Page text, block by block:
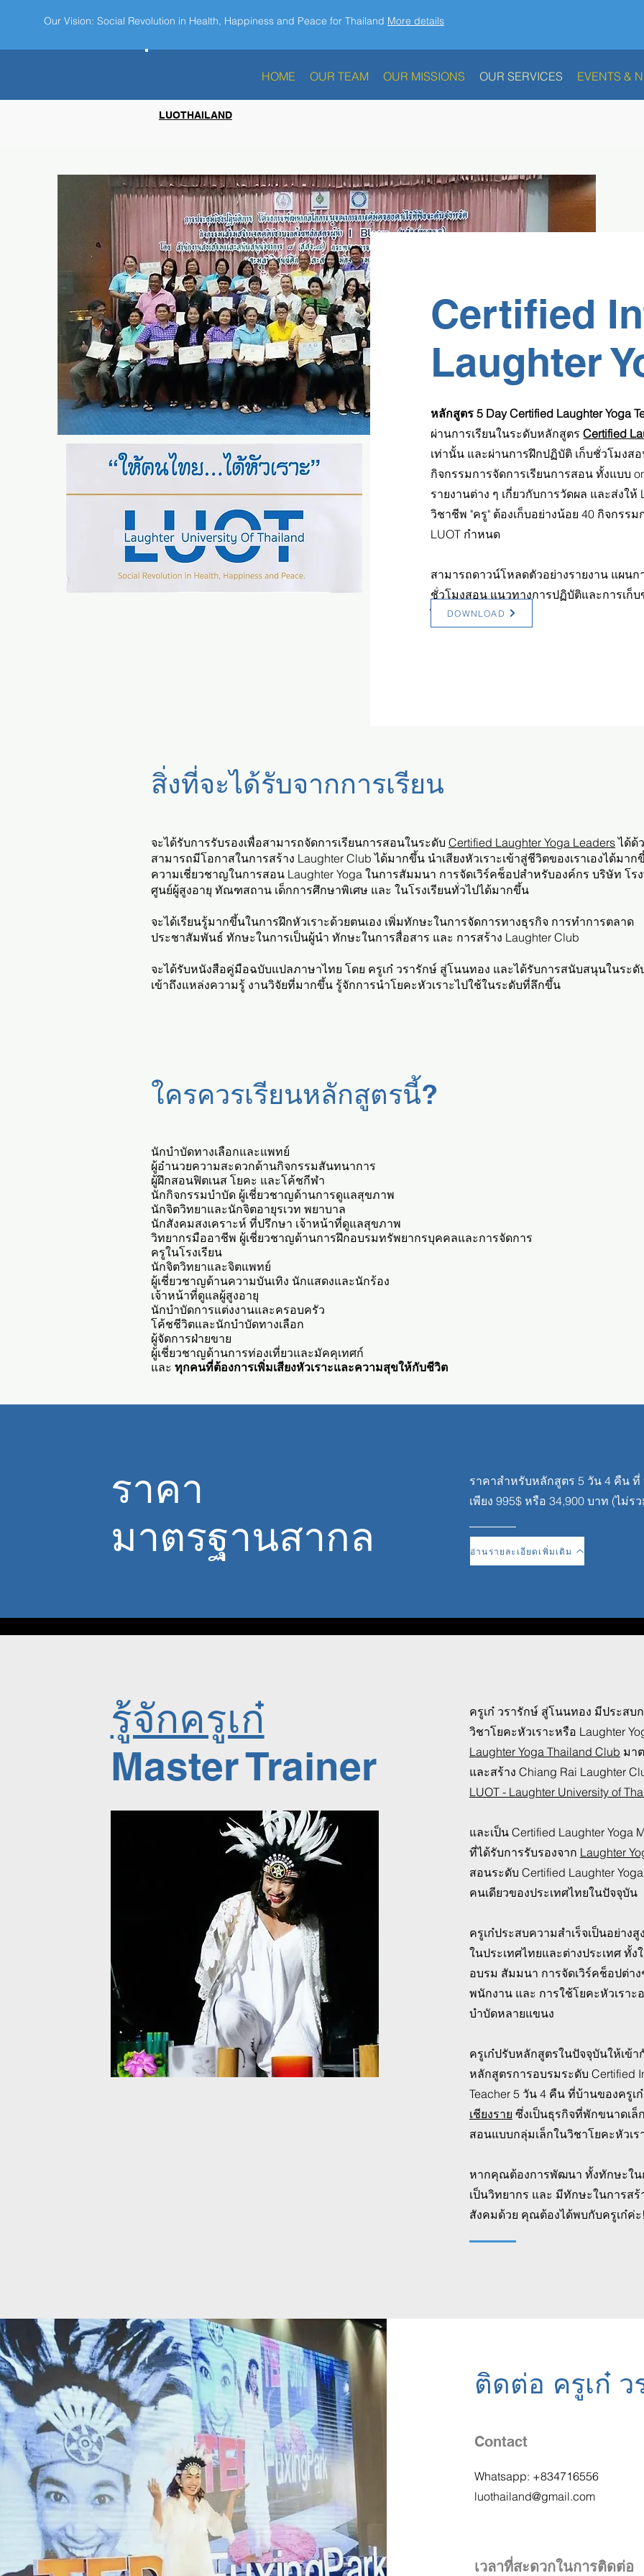
Our Vision: Social Revolution in Health, Happiness and Peace for Thailand More details
HOME OUR TEAM OUR MISSIONS OUR SERVICES EVENTS &
Certified
Laughter
หลักสูตร 5 Day Certified Laughter Yoga
ผ่านการเรียนในระดับหลักสูตรCertified
เท่านั้น และผ่านการฝึกปฏิบัติ เก็บชั่วโมง
กิจกรรมการจัดการเรียนการสอน ทั้งแบบ
รายงานต่าง ๆ เกี่ยวกับการวัดผล และส่งใ
วิชาชีพ "ครู" ต้องเก็บอย่างน้อย 40 กิจกร
LUOT กำหนด
สามารถดาวน์โหลดตัวอย่างรายงาน แผน
ชั่วโมงสอน แนวทางการปฏิบัติและการเก็
ได้ที่นี่DOWNLOAD
สิ่งที่จะได้รับจากการเรียน
จะได้รับการรับรองเพื่อสามารถจัดการเรียนการสอนในระดับ Certified Laughter Yoga Leadersได้ด้
สามารถมีโอกาสในการสร้าง Laughter Club ได้มากขึ้น นำเสียงหัวเราะเข้าสู่ชีวิตของเราเองได้มาก
ความเชี่ยวชาญในการสอน Laughter Yoga ในการสัมมนา การจัดเวิร์คช็อปสำหรับองค์กร บริษัท โร
ศูนย์ผู้สูงอายุ ทัณฑสถาน เด็กการศึกษาพิเศษ และ ในโรงเรียนทั่วไปได้มากขึ้น
จะได้เรียนรู้มากขึ้นในการฝึกหัวเราะด้วยตนเอง เพิ่มทักษะในการจัดการทางธุรกิจ การทำการตลาด
ประชาสัมพันธ์ ทักษะในการเป็นผู้นำ ทักษะในการสื่อสาร และ การสร้าง Laughter Club
จะได้รับหนังสือคู่มือฉบับแปลภาษาไทย โดย ครูเก๋ วรารักษ์ สู่โนนทอง และได้รับการสนับสนุนในระดั
เข้าถึงแหล่งความรู้ งานวิจัยที่มากขึ้น รู้จักการนำโยคะหัวเราะไปใช้ในระดับที่ลึกขึ้น
ใครควรเรียนหลักสูตรนี้?
นักบำบัดทางเลือกและแพทย์
ผู้อำนวยความสะดวกด้านกิจกรรมสันทนาการ
ผู้ฝึกสอนฟิตเนส โยคะ และโค้ชกีฬา
นักกิจกรรมบำบัด ผู้เชี่ยวชาญด้านการดูแลสุขภาพ
นักจิตวิทยาและนักจิตอายุรเวท พยาบาล
นักสังคมสงเคราะห์ ที่ปรึกษา เจ้าหน้าที่ดูแลสุขภาพ
วิทยากรมืออาชีพ ผู้เชี่ยวชาญด้านการฝึกอบรมทรัพยากรบุคคลและการจัดการ
ครูในโรงเรียน
นักจิตวิทยาและจิตแพทย์
ผู้เชี่ยวชาญด้านความบันเทิง นักแสดงและนักร้อง
เจ้าหน้าที่ดูแลผู้สูงอายุ
นักบำบัดการแต่งงานและครอบครัว
โค้ชชีวิตและนักบำบัดทางเลือก
ผู้จัดการฝ่ายขาย
ผู้เชี่ยวชาญด้านการท่องเที่ยวและมัคคุเทศก์
และ ทุกคนที่ต้องการเพิ่มเสียงหัวเราะและความสุขให้กับชีวิต
ราคา
มาตรฐานสากล
ราคาสำหรับหลักสูตร 5 วัน 4 คืน ที่
เพียง 995$ หรือ 34,900 บาท (ไม่
อ่านรายละเอียดเพิ่มเติม
รู้จักครูเก๋
Master Trainer
ครูเก๋ วรารักษ์ สู่โนนทอง มีประส
วิชาโยคะหัวเราะหรือ Laughter
Laughter Yoga Thailand Club มา
และสร้าง Chiang Rai Laughter
LUOT - Laughter University of
และเป็น Certified Laughter Yoga
ที่ได้รับการรับรองจาก Laughter
สอนระดับ Certified Laughter
คนเดียวของประเทศไทยในปัจจุบัน
ครูเก๋ประสบความสำเร็จเป็นอย่าง
ในประเทศไทยและต่างประเทศ ทั้
อบรม สัมมนา การจัดเวิร์คช็อปต่า
พนักงาน และ การใช้โยคะหัวเรา
บำบัดหลายแขนง
ครูเก๋ปรับหลักสูตรในปัจจุบันให้เข้
หลักสูตรการอบรมระดับ Certified
Teacher 5 วัน 4 คืน ที่บ้านของครูเ
เชียงราย ซึ่งเป็นธุรกิจที่พักขนาดเล็
สอนแบบกลุ่มเล็กในวิชาโยคะหัวเร
หากคุณต้องการพัฒนา ทั้งทักษะใน
เป็นวิทยากร และ มีทักษะในการสร้
สังคมด้วย คุณต้องได้พบกับครูเก๋ค่ะ!
ติดต่อ ครูเก๋
Contact
Whatsapp: +834716556
luothailand@gmail.com
เวลาที่สะดวกในการติดต่อ
LUOTHAILAND